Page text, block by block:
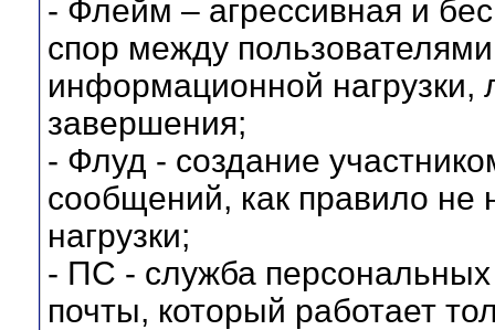
- Флейм – агрессивная и
спор между
информационной
завершения;
- Флуд - создание
сообщений, как правило не
нагрузки;
- ПС - служба
почты, который работает